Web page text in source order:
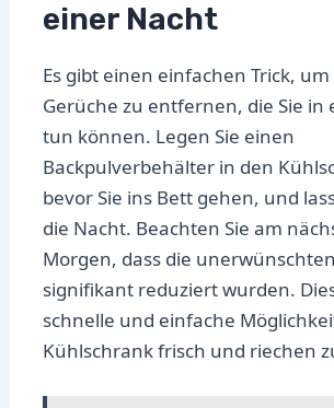
einer Nacht
Es gibt einen einfachen Trick,
Gerüche zu entfernen, die Sie in
tun können. Legen Sie einen
Backpulverbehälter in den
bevor Sie ins Bett gehen, und
die Nacht. Beachten Sie am
Morgen, dass die
signifikant reduziert wurden.
schnelle und einfache
Kühlschrank frisch und riechen